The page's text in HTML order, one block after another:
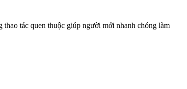
tác quen thuộc giúp người mới nhanh chóng làm